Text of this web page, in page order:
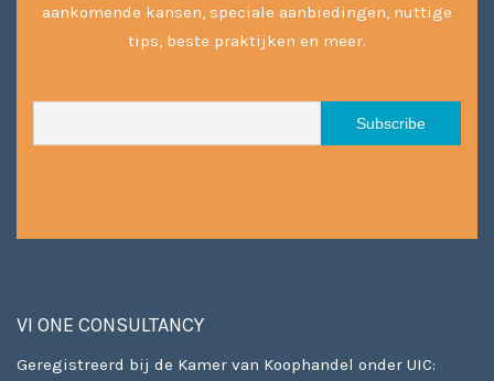
aankomende kansen, speciale aanbiedingen, nuttige
tips, beste praktijken en meer.
VI ONE CONSULTANCY
Geregistreerd bij de Kamer van Koophandel onder UIC: